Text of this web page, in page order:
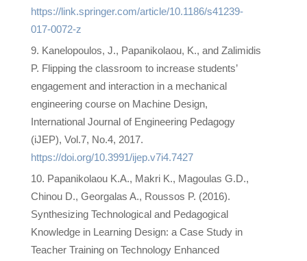
https://link.springer.com/article/10.1186/s41239-
017-0072-z
Kanelopoulos, J., Papanikolaou, K., and Zalimidis
P. Flipping the classroom to increase students’
engagement and interaction in a mechanical
engineering course on Machine Design,
International Journal of Engineering Pedagogy
(iJEP), Vol.7, No.4, 2017.
https://doi.org/10.3991/ijep.v7i4.7427
Papanikolaou K.A., Makri K., Magoulas G.D.,
Chinou D., Georgalas A., Roussos P. (2016).
Synthesizing Technological and Pedagogical
Knowledge in Learning Design: a Case Study in
Teacher Training on Technology Enhanced